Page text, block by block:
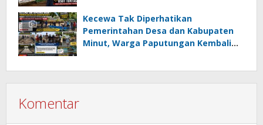
Kumtua HK
Kecewa Tak Diperhatikan
Pemerintahan Desa dan Kabupaten
Minut, Warga Paputungan Kembali
Komentar